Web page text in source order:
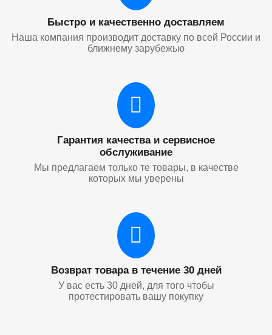
Быстро и качественно доставляем
Наша компания производит доставку по всей России и
ближнему зарубежью
Гарантия качества и сервисное
обслуживание
Мы предлагаем только те товары, в качестве
которых мы уверены
Возврат товара в течение 30 дней
У вас есть 30 дней, для того чтобы
протестировать вашу покупку